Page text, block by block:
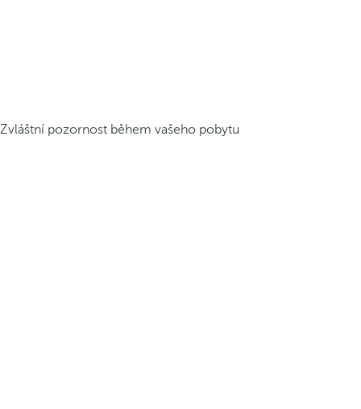
Zvláštní pozornost během vašeho pobytu